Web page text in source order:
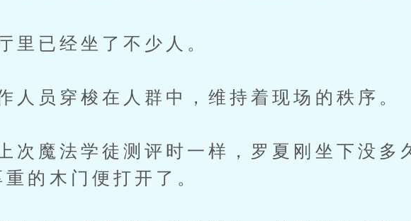
已经坐了不少人。
员穿梭在人群中，维持着现场的秩序。
魔法学徒测评时一样，罗夏刚坐下没多
的木门便打开了。